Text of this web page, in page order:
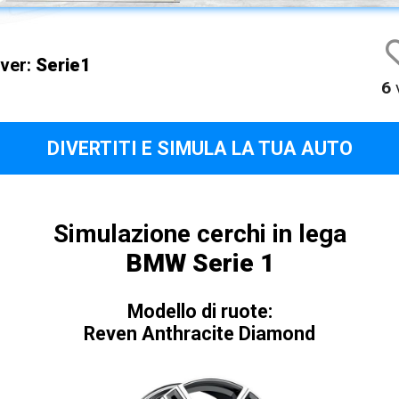
Serie1
6
DIVERTITI E SIMULA LA TUA AUTO
Simulazione cerchi in lega
BMW Serie 1
Modello di ruote:
Reven Anthracite Diamond